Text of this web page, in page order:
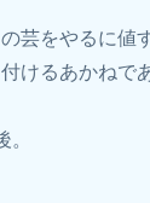
芸をやるに値
けるあかねで